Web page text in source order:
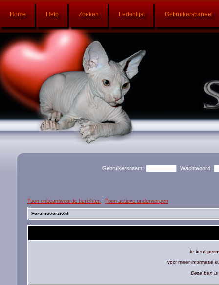
Home Help Zoeken Ledenlijst Gebruikerspaneel
Gebruikersnaam: Wachtwoord:
Toon onbeantwoorde berichten | Toon actieve onderwerpen
Forumoverzicht
Je bent
Voor meer informatie
Deze ban is